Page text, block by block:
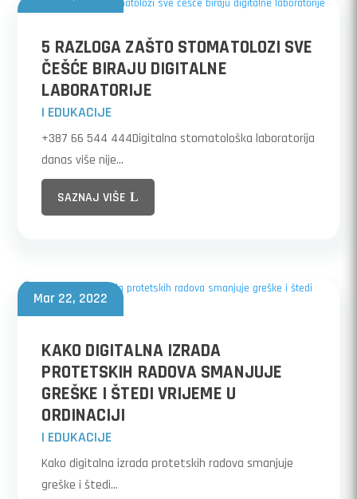
5 RAZLOGA ZAŠTO STOMATOLOZI SVE
ČEŠĆE BIRAJU DIGITALNE
LABORATORIJE
| EDUKACIJE
+387 66 544 444Digitalna stomatološka laboratorija
danas više nije...
SAZNAJ VIŠE
Mar 22, 2022
KAKO DIGITALNA IZRADA
PROTETSKIH RADOVA SMANJUJE
GREŠKE I ŠTEDI VRIJEME U
ORDINACIJI
| EDUKACIJE
Kako digitalna izrada protetskih radova smanjuje
greške i štedi...